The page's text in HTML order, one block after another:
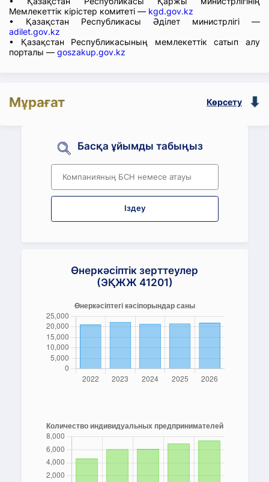
Мемлекеттік кірістер комитеті — kgd.gov.kz
• Қазақстан Республикасы Әділет министрлігі —
adilet.gov.kz
• Қазақстан Республикасының мемлекеттік сатып алу
порталы — goszakup.gov.kz
Мұрағат Көрсету
Басқа ұйымды табыңыз
Іздеу
Өнеркәсіптік зерттеулер
(ЭҚЖЖ 41201)